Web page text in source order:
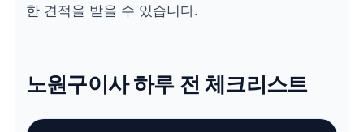
한 견적을 받을 수 있습니다.
노원구이사 하루 전 체크리스트